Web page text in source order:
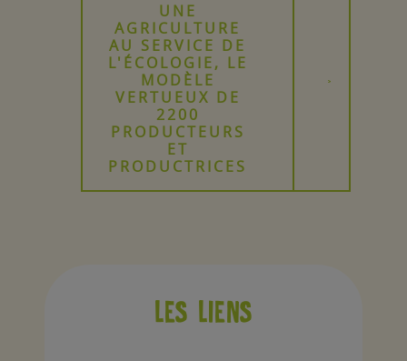
UNE
AGRICULTURE
AU SERVICE DE
L'ÉCOLOGIE, LE
MODÈLE
VERTUEUX DE
2200
PRODUCTEURS
ET
PRODUCTRICES
LES LIENS